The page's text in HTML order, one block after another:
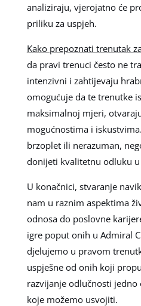
analiziraju, vjerojatno će
priliku za uspjeh.
Kako prepoznati trenutak
da pravi trenuci često ne
intenzivni i zahtijevaju
omogućuje da te trenutke
maksimalnoj mjeri,
mogućnostima i
brzoplet ili nerazuman,
donijeti kvalitetnu odluku
U konačnici, stvaranje
nam u raznim aspektima
odnosa do poslovne
igre poput onih u Admiral
djelujemo u pravom
uspješne od onih koji
razvijanje odlučnosti
koje možemo usvojiti.